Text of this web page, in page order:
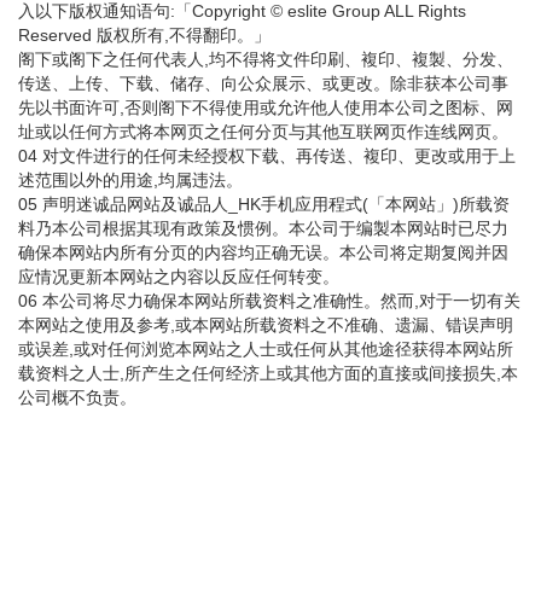
入以下版权通知语句:「Copyright © eslite Group ALL Rights
Reserved 版权所有,不得翻印。」
阁下或阁下之任何代表人,均不得将文件印刷、複印、複製、分发、
传送、上传、下载、储存、向公众展示、或更改。除非获本公司事
先以书面许可,否则阁下不得使用或允许他人使用本公司之图标、网
址或以任何方式将本网页之任何分页与其他互联网页作连线网页。
04 对文件进行的任何未经授权下载、再传送、複印、更改或用于上
述范围以外的用途,均属违法。
05 声明迷诚品网站及诚品人_HK手机应用程式(「本网站」)所载资
料乃本公司根据其现有政策及惯例。本公司于编製本网站时已尽力
确保本网站内所有分页的内容均正确无误。本公司将定期复阅并因
应情况更新本网站之内容以反应任何转变。
06 本公司将尽力确保本网站所载资料之准确性。然而,对于一切有关
本网站之使用及参考,或本网站所载资料之不准确、遗漏、错误声明
或误差,或对任何浏览本网站之人士或任何从其他途径获得本网站所
载资料之人士,所产生之任何经济上或其他方面的直接或间接损失,本
公司概不负责。